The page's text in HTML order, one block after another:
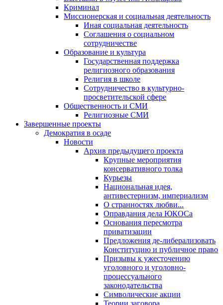
Криминал
Миссионерская и социальная деятельность
Иная социальная деятельность
Соглашения о социальном
сотрудничестве
Образование и культура
Государственная поддержка
религиозного образования
Религия в школе
Сотрудничество в культурно-
просветительской сфере
Общественность и СМИ
Религиозные СМИ
Завершенные проекты
Демократия в осаде
Новости
Архив предыдущего проекта
Крупные мероприятия
консервативного толка
Курьезы
Национальная идея,
антивестернизм, империализм
О странностях любви...
Оправдания дела ЮКОСа
Основания пересмотра
приватизации
Предложения де-либерализовать
Конституцию и публичное право
Призывы к ужесточению
уголовного и уголовно-
процессуального
законодательства
Символические акции
Теории заговора